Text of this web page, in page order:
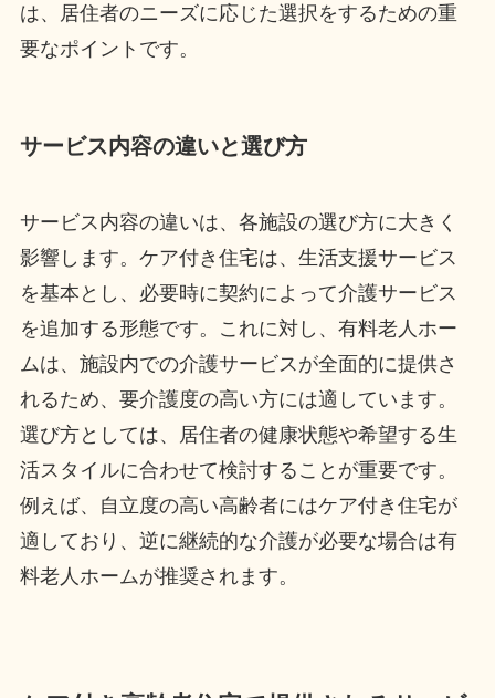
は、居住者のニーズに応じた選択をするための重
要なポイントです。
サービス内容の違いと選び方
サービス内容の違いは、各施設の選び方に大きく
影響します。ケア付き住宅は、生活支援サービス
を基本とし、必要時に契約によって介護サービス
を追加する形態です。これに対し、有料老人ホー
ムは、施設内での介護サービスが全面的に提供さ
れるため、要介護度の高い方には適しています。
選び方としては、居住者の健康状態や希望する生
活スタイルに合わせて検討することが重要です。
例えば、自立度の高い高齢者にはケア付き住宅が
適しており、逆に継続的な介護が必要な場合は有
料老人ホームが推奨されます。